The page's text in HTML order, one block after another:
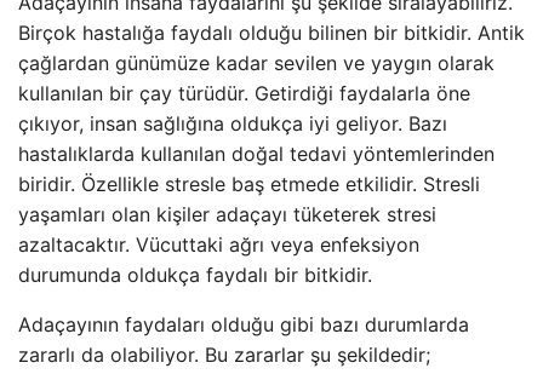
Birçok hastalığa faydalı olduğu bilinen bir bitkidir. Antik
çağlardan günümüze kadar sevilen ve yaygın olarak
kullanılan bir çay türüdür. Getirdiği faydalarla öne
çıkıyor, insan sağlığına oldukça iyi geliyor. Bazı
hastalıklarda kullanılan doğal tedavi yöntemlerinden
biridir. Özellikle stresle baş etmede etkilidir. Stresli
yaşamları olan kişiler adaçayı tüketerek stresi
azaltacaktır. Vücuttaki ağrı veya enfeksiyon
durumunda oldukça faydalı bir bitkidir.
Adaçayının faydaları olduğu gibi bazı durumlarda
zararlı da olabiliyor. Bu zararlar şu şekildedir;